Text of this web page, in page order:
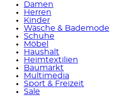
Damen
Herren
Kinder
Wäsche & Bademode
Schuhe
Möbel
Haushalt
Heimtextilien
Baumarkt
Multimedia
Sport & Freizeit
Sale